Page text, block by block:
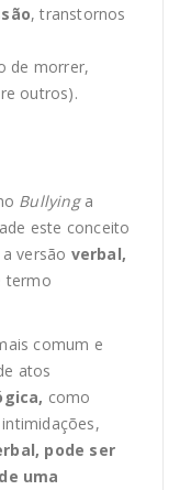
, transtornos
de morrer,
outros).
Bullyinga
este conceito
versão verbal,
termo
comum e
atos
como
pode ser
uma